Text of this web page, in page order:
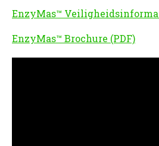
EnzyMas™
EnzyMas™ Brochure (PDF)